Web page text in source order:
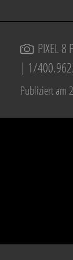
PIXEL 8
| 1/
Publiziert am